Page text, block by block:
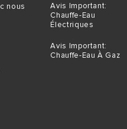
nous
Avis Important:
Chauffe-Eau
Électriques
Avis Important:
Chauffe-Eau À Gaz